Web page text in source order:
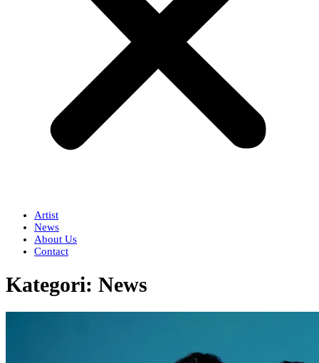
Artist
News
About Us
Contact
Kategori: News